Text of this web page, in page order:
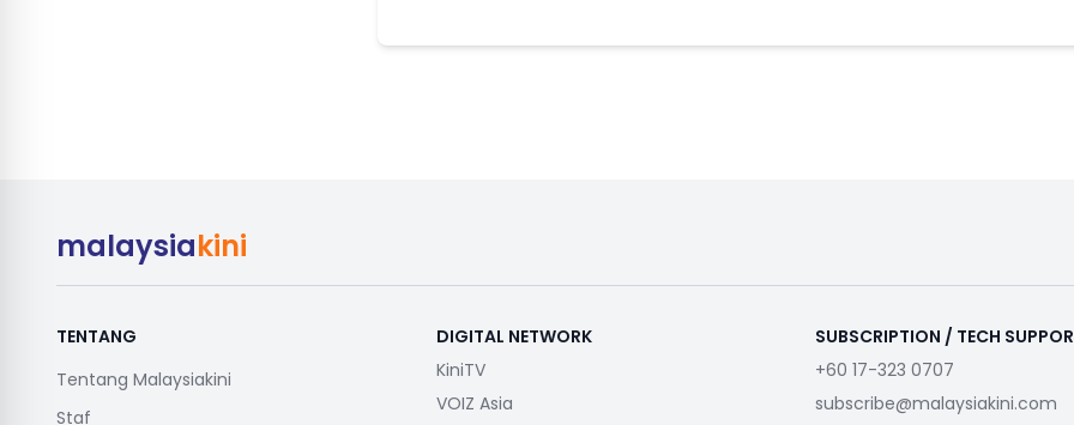
malaysiakini
TENTANG
Tentang Malaysiakini
Staf
DIGITAL NETWORK
KiniTV
VOIZ Asia
SUBSCRIPTION / TECH
+60 17-323 0707
subscribe@malaysiakini.com